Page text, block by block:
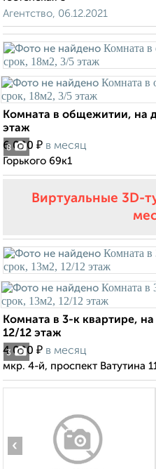
Агентство, 06.12.2021
8
Комната в общежитии, на
этаж
6 000 ₽ в месяц
Горького 69к1
Виртуальные 3D-
3
Комната в 3-к квартире,
12/12 этаж
4 000 ₽ в месяц
мкр. 4-й, проспект Ватутина
‹